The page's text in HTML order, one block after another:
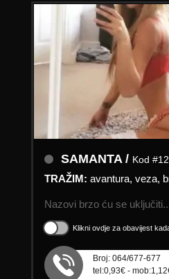
SAMANTA / Kod
TRAŽIM: avantura, veza,
Nazovi brzo ću se
Klikni ovdje za obavijest
Broj: 064/677-677
tel:0,93€ -